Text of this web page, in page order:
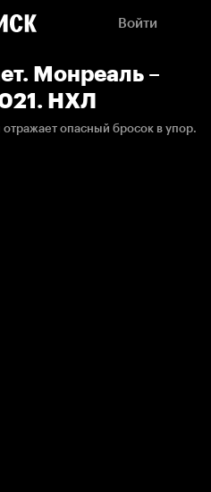
Войти
Монреаль –
НХЛ
опасный бросок в упор.